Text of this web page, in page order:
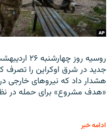
روسیه روز
جدید در شرق اوکراین را
هشدار داد که نیروهای خارجی
«هدف مشروع» برای حمله در
ادامه خبر